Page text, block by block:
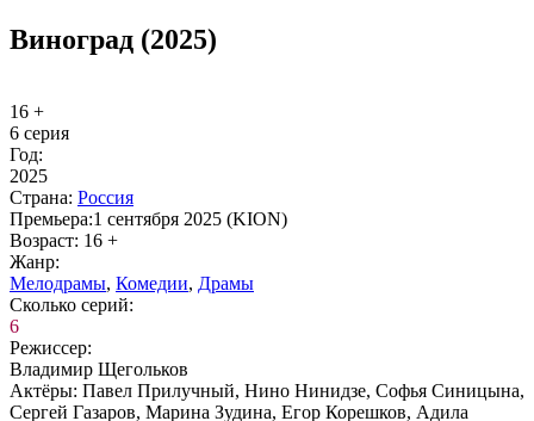
Виноград (2025)
16 +
6 серия
Год:
2025
Стра­на: Рос­сия
Пре­мье­ра:1 сентября 2025 (KION)
Воз­раст: 16 +
Жанр:
Ме­ло­дра­мы, Ко­ме­дии, Дра­мы
Сколь­ко се­рий:
6
Ре­жис­сер:
Владимир Щегольков
Ак­тё­ры: Павел Прилучный, Нино Нинидзе, Софья Синицына,
Сергей Газаров, Марина Зудина, Егор Корешков, Адила